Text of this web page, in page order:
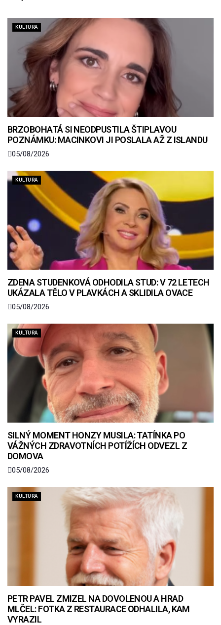
KULTURA
BRZOBOHATÁ SI NEODPUSTILA ŠTIPLAVOU
POZNÁMKU: MACINKOVI JI POSLALA AŽ Z ISLANDU
05/08/2026
KULTURA
ZDENA STUDENKOVÁ ODHODILA STUD: V 72 LETECH
UKÁZALA TĚLO V PLAVKÁCH A SKLIDILA OVACE
05/08/2026
KULTURA
SILNÝ MOMENT HONZY MUSILA: TATÍNKA PO
VÁŽNÝCH ZDRAVOTNÍCH POTÍŽÍCH ODVEZL Z
DOMOVA
05/08/2026
KULTURA
PETR PAVEL ZMIZEL NA DOVOLENOU A HRAD
MLČEL: FOTKA Z RESTAURACE ODHALILA, KAM
VYRAZIL